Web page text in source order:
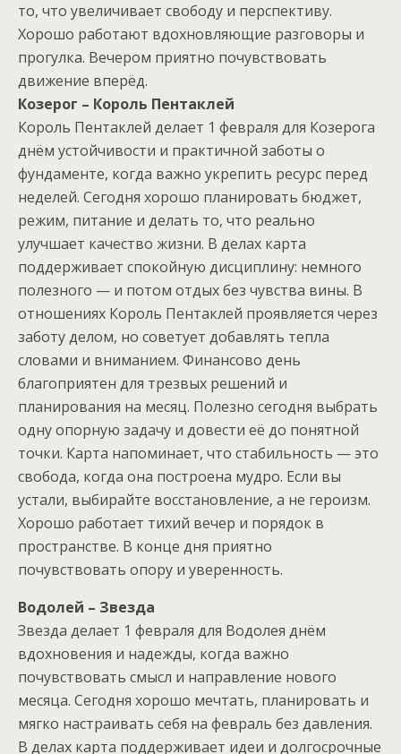
то, что увеличивает свободу и перспективу.
Хорошо работают вдохновляющие разговоры и
прогулка. Вечером приятно почувствовать
движение вперёд.
Козерог – Король Пентаклей
Король Пентаклей делает 1 февраля для Козерога
днём устойчивости и практичной заботы о
фундаменте, когда важно укрепить ресурс перед
неделей. Сегодня хорошо планировать бюджет,
режим, питание и делать то, что реально
улучшает качество жизни. В делах карта
поддерживает спокойную дисциплину: немного
полезного — и потом отдых без чувства вины. В
отношениях Король Пентаклей проявляется через
заботу делом, но советует добавлять тепла
словами и вниманием. Финансово день
благоприятен для трезвых решений и
планирования на месяц. Полезно сегодня выбрать
одну опорную задачу и довести её до понятной
точки. Карта напоминает, что стабильность — это
свобода, когда она построена мудро. Если вы
устали, выбирайте восстановление, а не героизм.
Хорошо работает тихий вечер и порядок в
пространстве. В конце дня приятно
почувствовать опору и уверенность.
Водолей – Звезда
Звезда делает 1 февраля для Водолея днём
вдохновения и надежды, когда важно
почувствовать смысл и направление нового
месяца. Сегодня хорошо мечтать, планировать и
мягко настраивать себя на февраль без давления.
В делах карта поддерживает идеи и долгосрочные